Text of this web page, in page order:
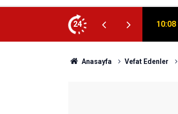
24
Eranıl Vizyonu 12:06
Anasayfa Vefat Edenler